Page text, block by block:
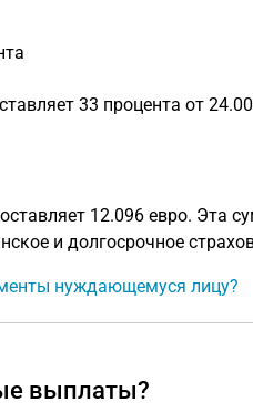
33 процента от
12.096 евро. Эта
и долгосрочное
нуждающемуся лицу?
выплаты?